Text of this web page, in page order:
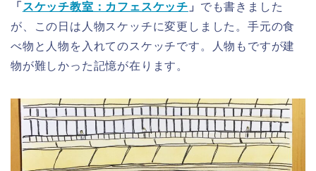
「 スケッチ教室：カフェスケッチ 」 でも書きました
が、この日は人物スケッチに変更しました。手元の食
べ物と人物を入れてのスケッチです。人物もですが建
物が難しかった記憶が在ります。